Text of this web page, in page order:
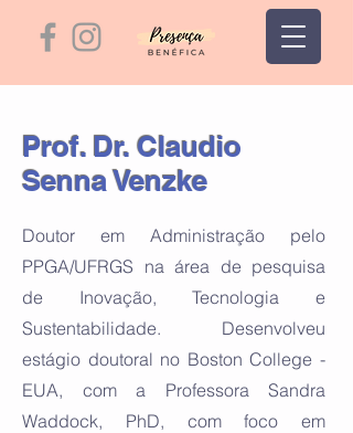
Prof. Dr. Claudio
Senna Venzke
Doutor em Administração pelo
PPGA/UFRGS na área de pesquisa
de Inovação, Tecnologia e
Sustentabilidade. Desenvolveu
estágio doutoral no Boston College -
EUA, com a Professora Sandra
Waddock, PhD, com foco em